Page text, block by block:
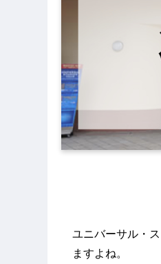
ユニバーサル・
ますよね。